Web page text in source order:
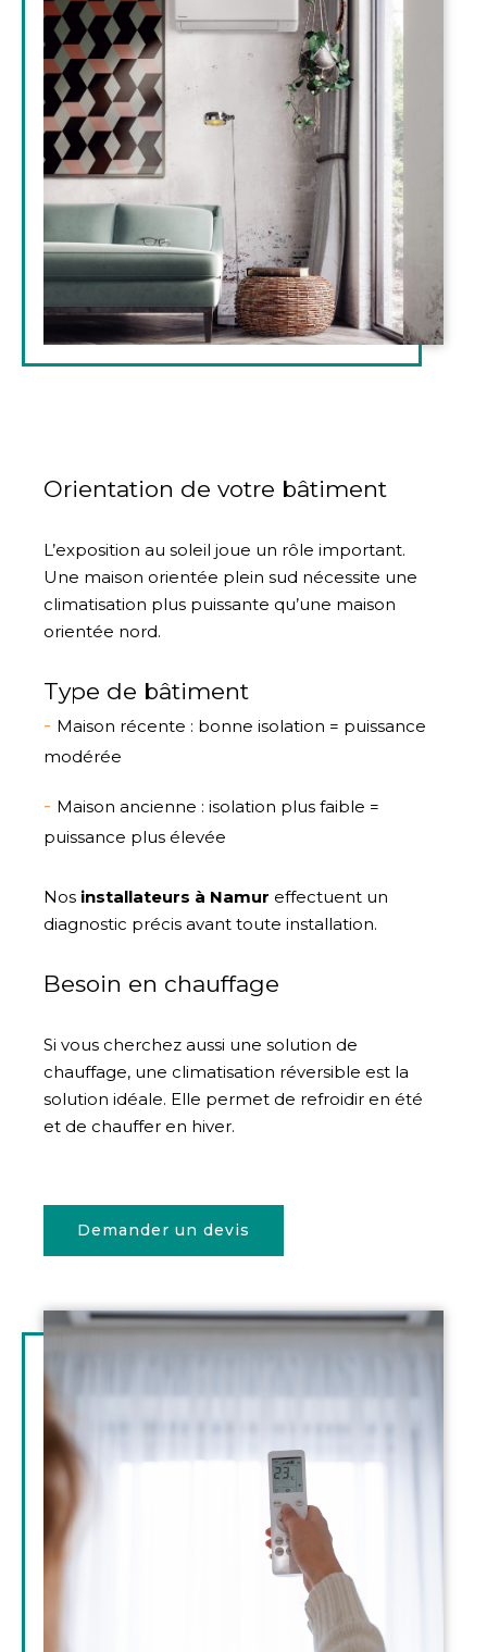
Orientation de votre bâtiment
L’exposition au soleil joue un rôle important.
Une maison orientée plein sud nécessite une
climatisation plus puissante qu’une maison
orientée nord.
Type de bâtiment
Maison récente : bonne isolation = puissance
modérée
Maison ancienne : isolation plus faible =
puissance plus élevée
Nos installateurs à Namur effectuent un
diagnostic précis avant toute installation.
Besoin en chauffage
Si vous cherchez aussi une solution de
chauffage, une climatisation réversible est la
solution idéale. Elle permet de refroidir en été
et de chauffer en hiver.
Demander un devis
Illustration
d'introduction